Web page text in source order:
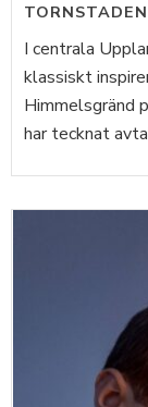
I centrala
klassiskt
Himmelsgränd
har tecknat